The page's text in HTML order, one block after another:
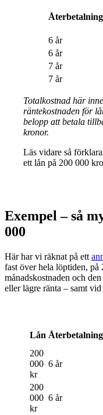
6 år
6 år
7 år
7 år
Totalkostnad här
räntekostnaden för
belopp att betala
kronor.
Läs vidare så
ett lån på 200 000
Exempel – så
000
Här har vi räknat på ett
fast över hela löptiden,
månadskostnaden och
eller lägre ränta – samt
Lån
200
000
kr
6 år
200
000
kr
6 år